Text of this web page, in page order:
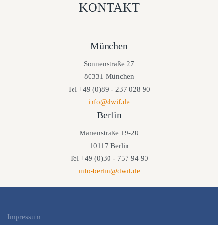
KONTAKT
München
Sonnenstraße 27
80331 München
Tel +49 (0)89 - 237 028 90
info@dwif.de
Berlin
Marienstraße 19-20
10117 Berlin
Tel +49 (0)30 - 757 94 90
info-berlin@dwif.de
Impressum